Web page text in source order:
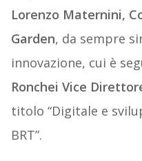
Lorenzo Maternini,
Garden, da sempre
innovazione, cui è
Ronchei Vice
titolo “Digitale e
BRT”.